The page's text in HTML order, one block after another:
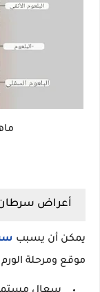
أعراض سرطان
يمكن أن يسبب
موقع ومرحلة